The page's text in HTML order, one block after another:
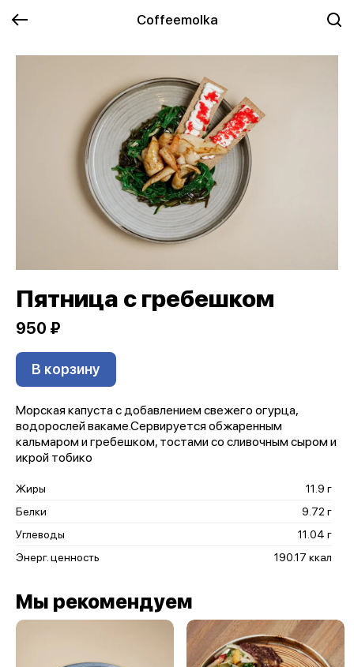
Coffeemolka
Пятница с гребешком
950 ₽
В корзину
Морская капуста с добавлением свежего огурца,
водорослей вакаме.Сервируется обжаренным
кальмаром и гребешком, тостами со сливочным сыром и
икрой тобико
Жиры
11.9 г
Белки
9.72 г
Углеводы
11.04 г
Энерг. ценность
190.17 ккал
Мы рекомендуем